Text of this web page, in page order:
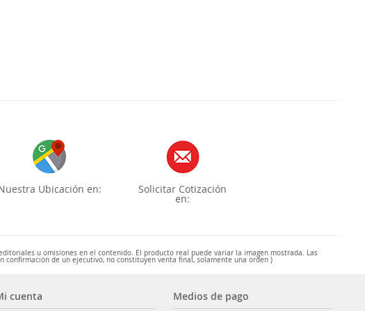
Ubicación en: Solicitar Cotización
en:
u omisiones en el contenido. El producto real puede variar la imagen mostrada. Las
de un ejecutivo, no constituyen venta final, solamente una orden )
cuenta Medios de pago